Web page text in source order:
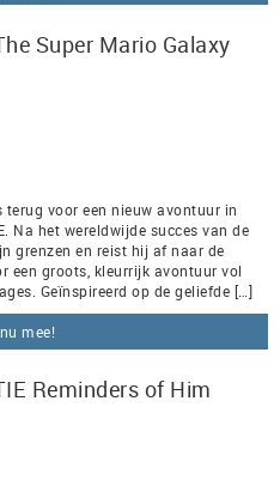
Super Mario Galaxy
voor een nieuw avontuur in
Na het wereldwijde succes van de
grenzen en reist hij af naar de
een groots, kleurrijk avontuur vol
Geïnspireerd op de geliefde […]
mee!
Reminders of Him